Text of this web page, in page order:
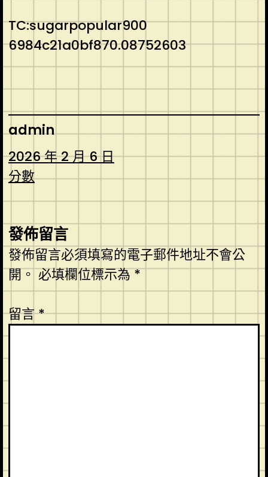
TC:sugarpopular900
6984c21a0bf870.08752603
admin
2026 年 2 月 6 日
分數
發佈留言
發佈留言必須填寫的電子郵件地址不會公
開。必填欄位標示為*
留言*